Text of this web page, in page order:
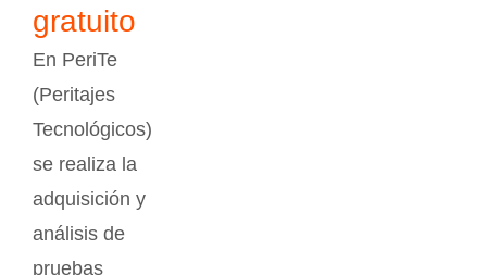
gratuito
En PeriTe
(Peritajes
Tecnológicos)
se realiza la
adquisición y
análisis de
pruebas